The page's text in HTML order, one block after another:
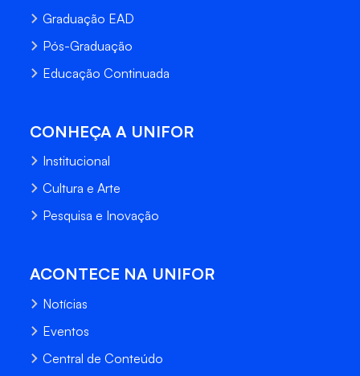
Graduação EAD
Pós-Graduação
Educação Continuada
CONHEÇA A UNIFOR
Institucional
Cultura e Arte
Pesquisa e Inovação
ACONTECE NA UNIFOR
Notícias
Eventos
Central de Conteúdo